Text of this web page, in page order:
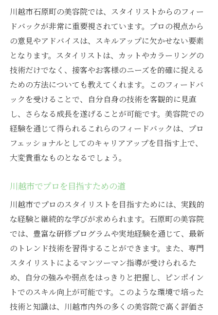
川越市石原町の美容院では、スタイリストからのフィー
ドバックが非常に重要視されています。プロの視点から
の意見やアドバイスは、スキルアップに欠かせない要素
となります。スタイリストは、カットやカラーリングの
技術だけでなく、接客やお客様のニーズを的確に捉える
ための方法についても教えてくれます。このフィードバ
ックを受けることで、自分自身の技術を客観的に見直
し、さらなる成長を遂げることが可能です。美容院での
経験を通じて得られるこれらのフィードバックは、プロ
フェッショナルとしてのキャリアアップを目指す上で、
大変貴重なものとなるでしょう。
川越市でプロを目指すための道
川越市でプロのスタイリストを目指すためには、実践的
な経験と継続的な学びが求められます。石原町の美容院
では、豊富な研修プログラムや実地経験を通じて、最新
のトレンド技術を習得することができます。また、専門
スタイリストによるマンツーマン指導が受けられるた
め、自分の強みや弱点をはっきりと把握し、ピンポイン
トでのスキル向上が可能です。このような環境で培った
技術と知識は、川越市内外の多くの美容院で高く評価さ